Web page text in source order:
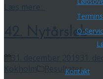
O-
Kontakt
42. Nytårsløb –
31.
Resultater